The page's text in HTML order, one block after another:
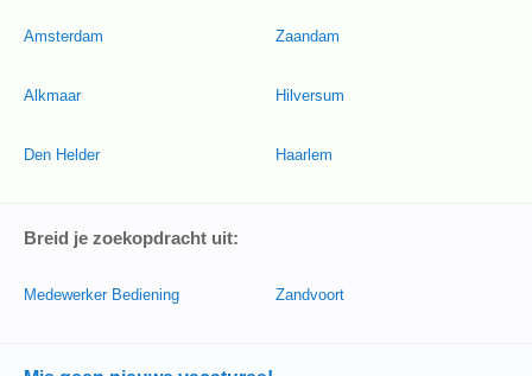
Amsterdam
Alkmaar
Den Helder
Zaandam
Hilversum
Haarlem
Breid je zoekopdracht uit:
Medewerker Bediening Zandvoort